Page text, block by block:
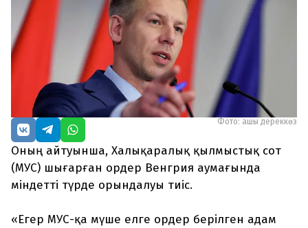
Пошта
zhasalash100@gmail.com
Фото: ашық дереккөз
Оның айтуынша, Халықаралық қылмыстық сот
(МУС) шығарған ордер Венгрия аумағында
міндетті түрде орындалуы тиіс.
«Егер МУС-қа мүше елге ордер берілген адам